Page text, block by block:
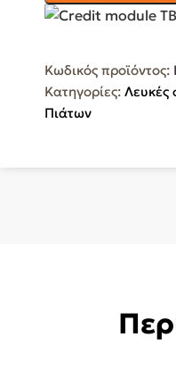
Πλυντήριο
10
Σερβίτσια
Π44.8xY85εκ.
Κωδικός προϊόντος:
Κατηγορίες: Λευκές
Πιάτων